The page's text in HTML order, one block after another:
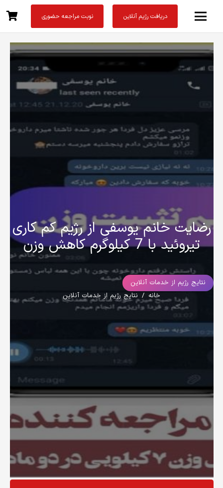
دریافت رژیم آنلاین نوبت مراجعه حضوری
رضایت خانم یوسفی از رژیم کم کاری
تیروئید با 7 کیلوگرم کاهش وزن
نتایج رژیم از خدمات آنلاین
خانه / نتایج رژیم از خدمات آنلاین